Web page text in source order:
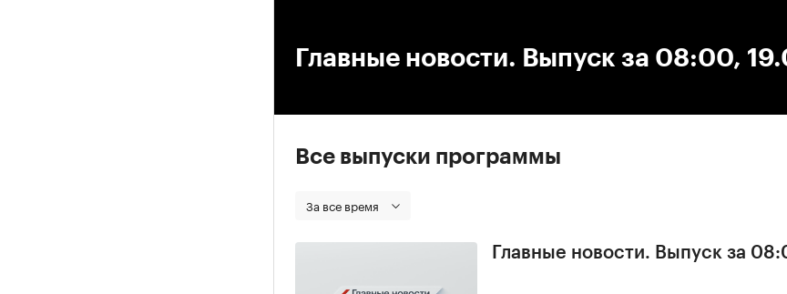
Главные новости. Выпуск за 08:00,
Все выпуски программы
За все время
Главные новости. Выпуск за